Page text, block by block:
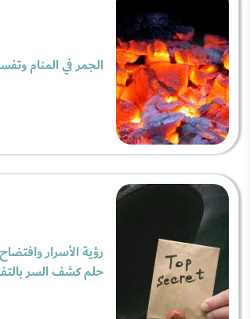
الجمر في المنام
رؤية الأسرار
حلم كشف السر